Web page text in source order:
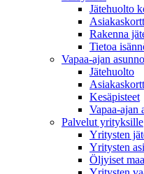
Jätehuolto
Rakenna
Tietoa
Vapaa-ajan
Jätehuolto
Kesäpisteet
Vapaa-ajan
Palvelut yrityksille
Yritysten
Yritysten
Öljyiset